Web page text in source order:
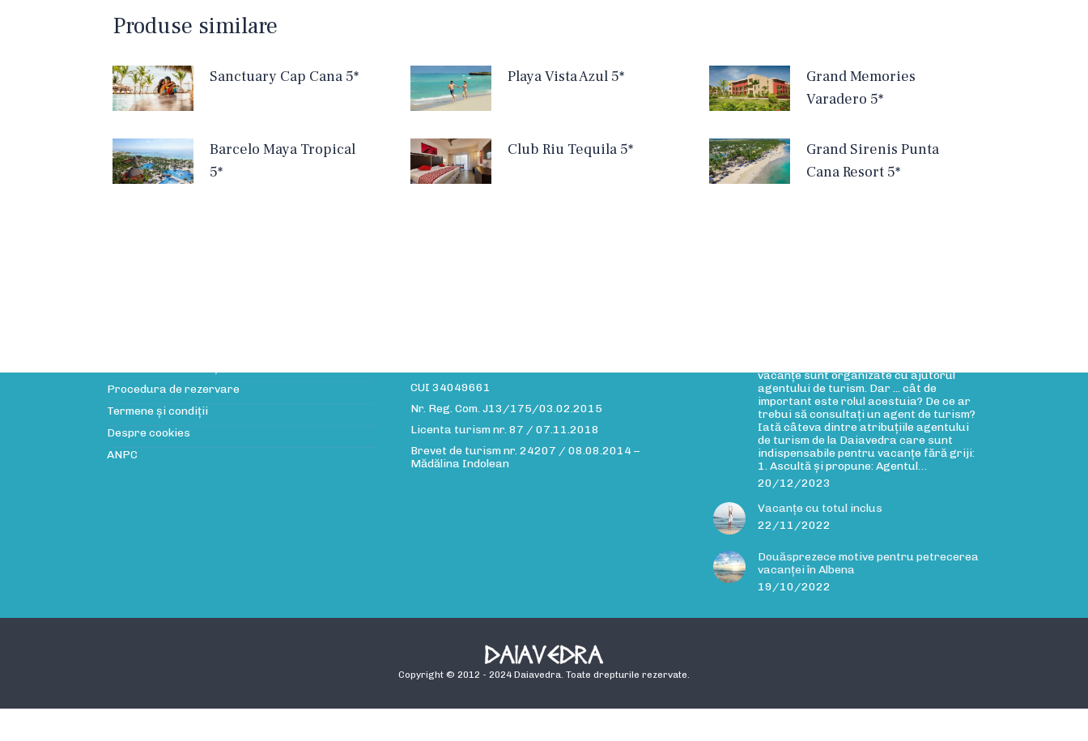
Produse similare
Sanctuary Cap Cana 5* Playa Vista Azul 5*
Grand Memories
Varadero 5*
Barcelo Maya Tropical
5*
Club Riu Tequila 5*
Grand Sirenis Punta
Cana Resort 5*
Procedura de rezervare
Termene și condiții
Despre cookies
ANPC
CUI 34049661
Nr. Reg. Com. J13/175/03.02.2015
Licenta turism nr. 87 / 07.11.2018
Brevet de turism nr. 24207 / 08.08.2014 –
Mădălina Indolean
vacanțe sunt organizate cu ajutorul
agentului de turism. Dar ... cât de
important este rolul acestuia? De ce ar
trebui să consultați un agent de turism?
Iată câteva dintre atribuțiile agentului
de turism de la Daiavedra care sunt
indispensabile pentru vacanțe fără griji:
1. Ascultă și propune: Agentul…
20/12/2023
Vacanțe cu totul inclus
22/11/2022
Douăsprezece motive pentru petrecerea
vacanței în Albena
19/10/2022
Copyright © 2012 - 2024 Daiavedra. Toate drepturile rezervate.